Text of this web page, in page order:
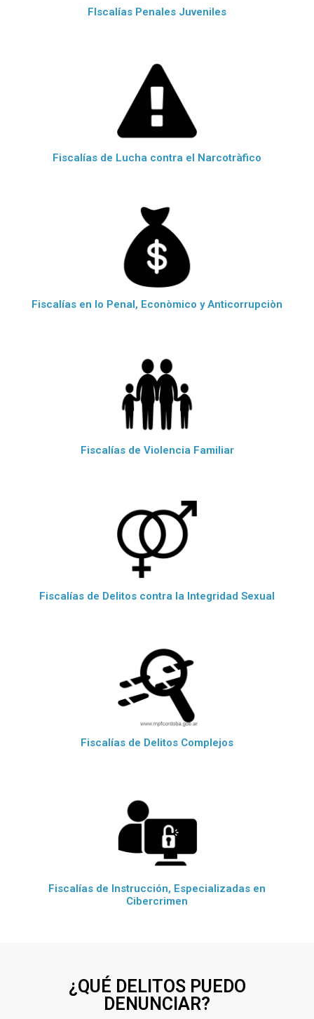
FIscalías Penales Juveniles
Fiscalías de Lucha contra el Narcotràfico
Fiscalías en lo Penal, Econòmico y Anticorrupciòn
Fiscalías de Violencia Familiar
Fiscalías de Delitos contra la Integridad Sexual
Fiscalías de Delitos Complejos
Fiscalías de Instrucción, Especializadas en
Cibercrimen
¿QUÉ DELITOS PUEDO
DENUNCIAR?